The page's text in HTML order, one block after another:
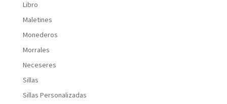
Libro
Maletines
Monederos
Morrales
Neceseres
Sillas
Sillas Personalizadas